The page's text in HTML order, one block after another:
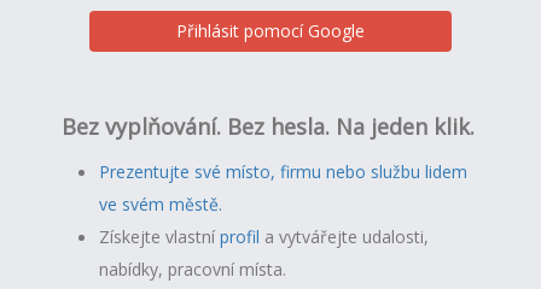
Přihlásit pomocí Google
Bez vyplňování. Bez hesla. Na jeden klik.
Prezentujte své místo, firmu nebo službu lidem
ve svém městě.
Získejte vlastníprofil a vytvářejte udalosti,
nabídky, pracovní místa.